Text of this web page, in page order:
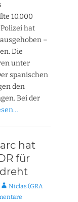
10.000
hat
–
Die
unter
spanischen
den
Bei der
hat
für
AutorNiclas (GRA